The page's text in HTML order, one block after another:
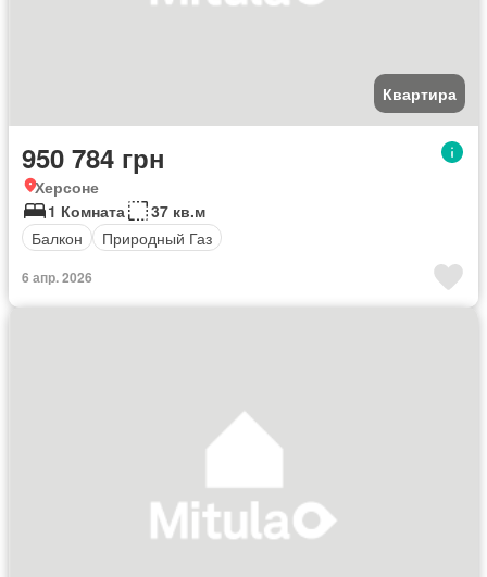
Квартира
950 784 грн
Херсоне
1 Комната
37 кв.м
Балкон
Природный Газ
6 апр. 2026